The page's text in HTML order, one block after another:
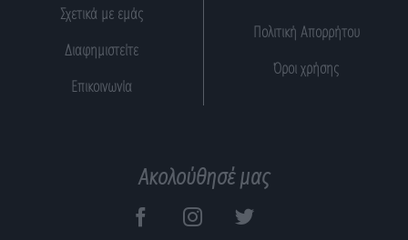
Σχετικά με εμάς
Διαφημιστείτε
Επικοινωνία
Πολιτική Απορρήτου
Όροι χρήσης
Ακολούθησέ μας